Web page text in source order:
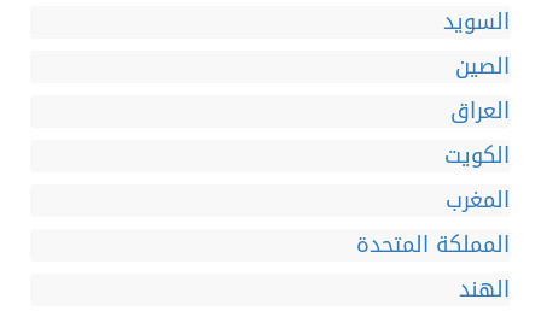
السويد
الصين
العراق
الكويت
المغرب
المملكة المتحدة
الهند